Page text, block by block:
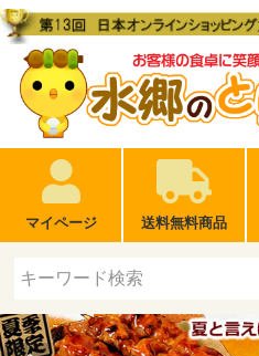
マイページ 送料無料商品